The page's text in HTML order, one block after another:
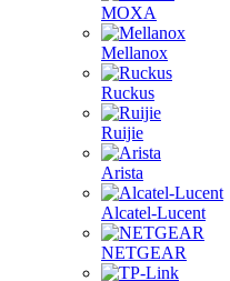
MOXA
Mellanox
Ruckus
Ruijie
Arista
Alcatel-Lucent
NETGEAR